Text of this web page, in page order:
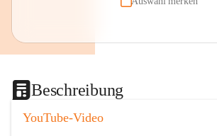
Beschreibung
YouTube-Video